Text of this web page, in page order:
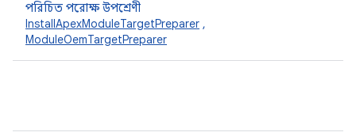
পরিচিত পরোক্ষ উপশ্রেণী
InstallApexModuleTargetPreparer ,
ModuleOemTargetPreparer